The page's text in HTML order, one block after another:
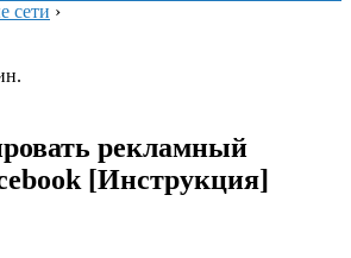
сети ›
рекламный
[Инструкция]